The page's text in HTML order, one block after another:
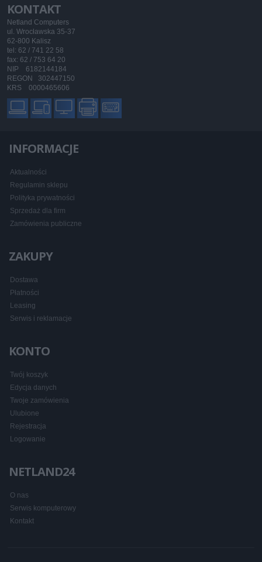
KONTAKT
Netland Computers
ul. Wrocławska 35-37
62-800 Kalisz
tel: 62 / 741 22 58
fax: 62 / 753 64 20
NIP 6182144184
REGON 302447150
KRS 0000465606
INFORMACJE
Aktualności
Regulamin sklepu
Polityka prywatności
Sprzedaż dla firm
Zamówienia publiczne
ZAKUPY
Dostawa
Płatności
Leasing
Serwis i reklamacje
KONTO
Twój koszyk
Edycja danych
Twoje zamówienia
Ulubione
Rejestracja
Logowanie
NETLAND24
O nas
Serwis komputerowy
Kontakt